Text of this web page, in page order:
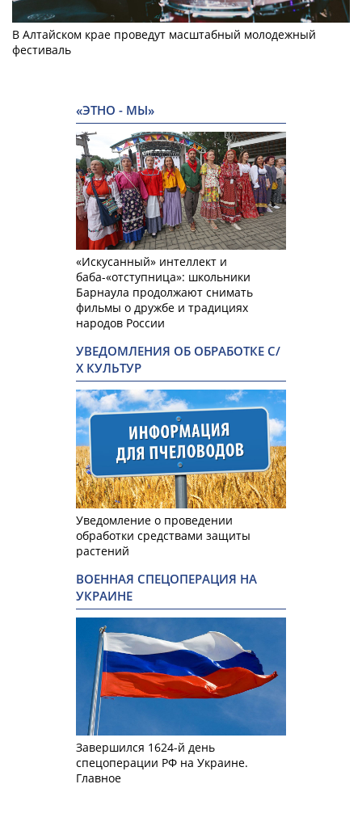
В Алтайском крае проведут масштабный молодежный
фестиваль
«ЭТНО - МЫ»
«Искусанный» интеллект и
баба-«отступница»: школьники
Барнаула продолжают снимать
фильмы о дружбе и традициях
народов России
УВЕДОМЛЕНИЯ ОБ ОБРАБОТКЕ С/
Х КУЛЬТУР
Уведомление о проведении
обработки средствами защиты
растений
ВОЕННАЯ СПЕЦОПЕРАЦИЯ НА
УКРАИНЕ
Завершился 1624-й день
спецоперации РФ на Украине.
Главное